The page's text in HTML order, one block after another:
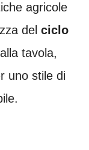
agricole
del ciclo
tavola,
uno stile di